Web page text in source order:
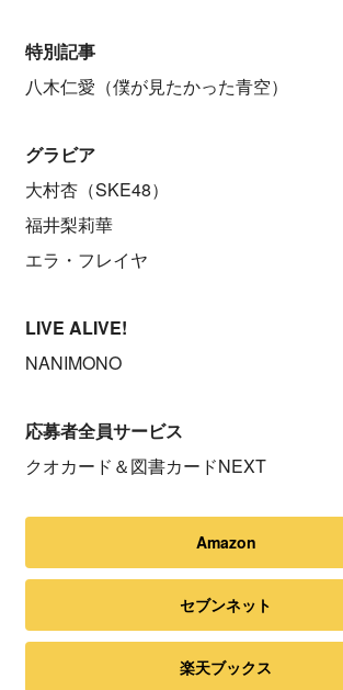
特別記事
八木仁愛（僕が見たかった青空）
グラビア
大村杏（SKE48）
福井梨莉華
エラ・フレイヤ
LIVE ALIVE!
NANIMONO
応募者全員サービス
クオカード＆図書カードNEXT
Amazon
セブンネット
楽天ブックス